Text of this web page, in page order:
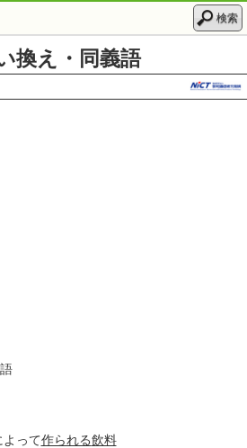
検索
換え・同義語
よって作られる飲料